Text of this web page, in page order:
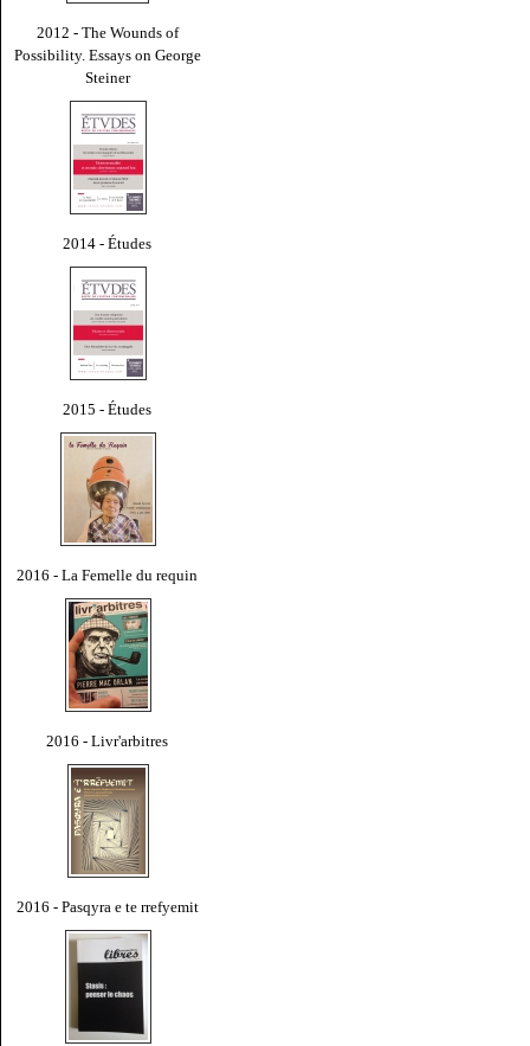
2012 - The Wounds of
Possibility. Essays on George
Steiner
2014 - Études
2015 - Études
2016 - La Femelle du requin
2016 - Livr'arbitres
2016 - Pasqyra e te rrefyemit